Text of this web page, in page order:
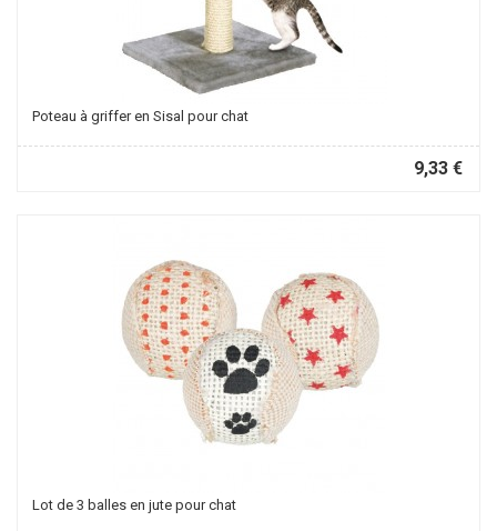
Poteau à griffer en Sisal pour chat
9,33 €
Lot de 3 balles en jute pour chat